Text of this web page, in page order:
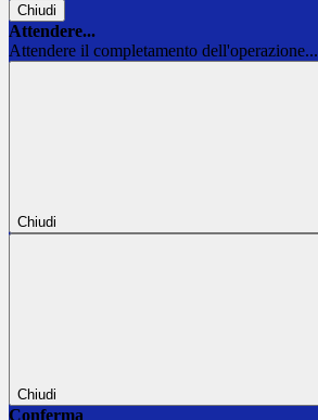
Chiudi
Attendere...
Attendere il completamento dell'operazione...
Chiudi
Chiudi
Conferma